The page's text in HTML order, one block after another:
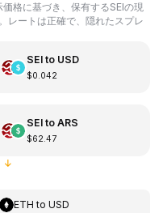
格に基づき、保有するSEIの現
レートは正確で、隠れたスプレ
SEIto USD
$0.042
SEIto ARS
$62.47
↓
ETH toUSD